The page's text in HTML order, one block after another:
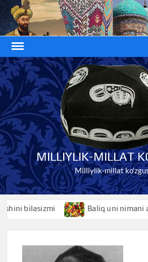
Skip
to
content
MILLIYLIK-MILLAT
Milliylik-millat
bilasizmi Baliq uni nimani